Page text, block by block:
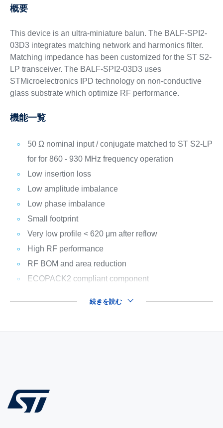
概要
This device is an ultra-miniature balun. The BALF-SPI2-
03D3 integrates matching network and harmonics filter.
Matching impedance has been customized for the ST S2-
LP transceiver. The BALF-SPI2-03D3 uses
STMicroelectronics IPD technology on non-conductive
glass substrate which optimize RF performance.
機能一覧
50 Ω nominal input / conjugate matched to ST S2-LP
for for 860 - 930 MHz frequency operation
Low insertion loss
Low amplitude imbalance
Low phase imbalance
Small footprint
Very low profile < 620 μm after reflow
High RF performance
RF BOM and area reduction
ECOPACK2 compliant component
続きを読む